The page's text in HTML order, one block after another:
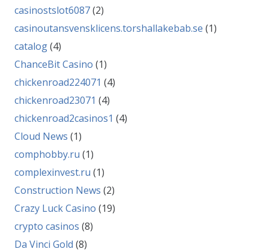
casinostslot6087(2)
casinoutansvensklicens.torshallakebab.se (1)
catalog(4)
ChanceBit Casino (1)
chickenroad224071 (4)
chickenroad23071 (4)
chickenroad2casinos1 (4)
Cloud News (1)
comphobby.ru (1)
complexinvest.ru (1)
Construction News (2)
Crazy Luck Casino (19)
crypto casinos (8)
Da Vinci Gold (8)